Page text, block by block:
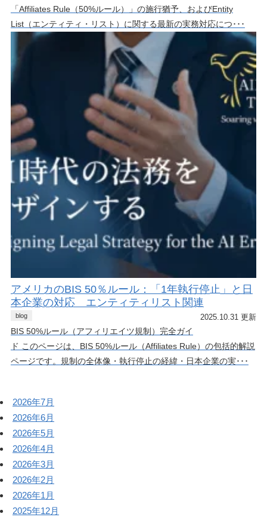
「Affiliates Rule（50%ルール）」の施行猶予、およびEntity
List（エンティティ・リスト）に関する最新の実務対応につ･･･
アメリカのBIS 50％ルール：「1年執行停止」と日
本企業の対応 エンティティリスト関連
blog 2025.10.31 更新
BIS 50%ルール（アフィリエイツ規制）完全ガイ
ド このページは、BIS 50%ルール（Affiliates Rule）の包括的解説
ページです。規制の全体像・執行停止の経緯・日本企業の実･･･
2026年7月
2026年6月
2026年5月
2026年4月
2026年3月
2026年2月
2026年1月
2025年12月